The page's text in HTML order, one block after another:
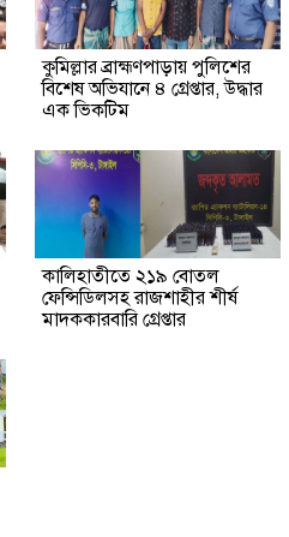
কুমিল্লার ব্রাহ্মণপাড়ায় পুলিশের
বিশেষ অভিযানে ৪ গ্রেপ্তার, উদ্ধার
এক ভিকটিম
কালিহাতীতে ২১৯ বোতল
ফেন্সিডিলসহ রাজশাহীর শীর্ষ
মাদককারবারি গ্রেপ্তার